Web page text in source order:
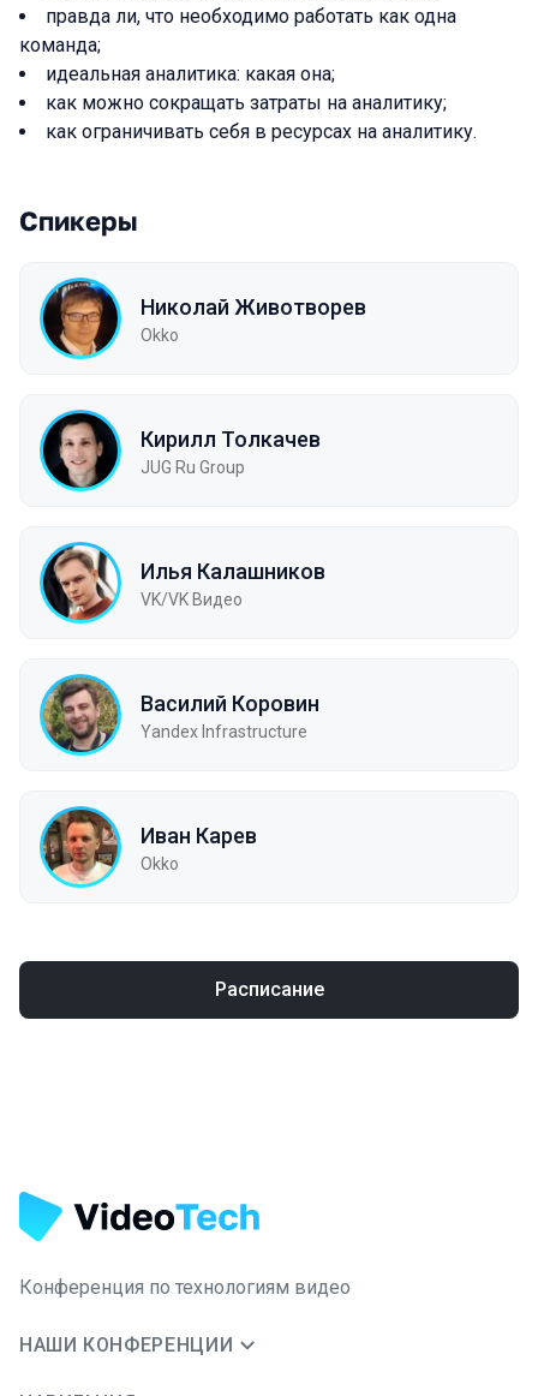
правда ли, что необходимо работать как одна
команда;
идеальная аналитика: какая она;
как можно сокращать затраты на аналитику;
как ограничивать себя в ресурсах на аналитику.
Спикеры
Николай Животворев
Okko
Кирилл Толкачев
JUG Ru Group
Илья Калашников
VK/VK Видео
Василий Коровин
Yandex Infrastructure
Иван Карев
Okko
Расписание
Конференция по технологиям видео
НАШИ КОНФЕРЕНЦИИ